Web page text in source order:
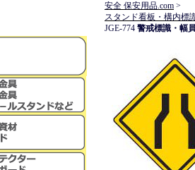
安全 保安用品.com >
スタンド看板・構内標
JGE-774 警戒標識・幅